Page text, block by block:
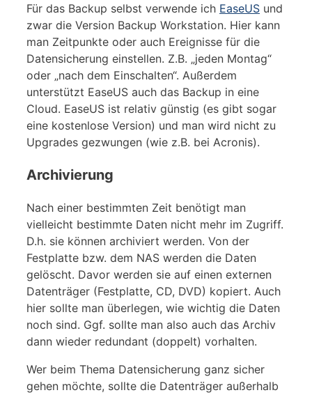
Für das Backup selbst verwende ich EaseUS und
zwar die Version Backup Workstation. Hier kann
man Zeitpunkte oder auch Ereignisse für die
Datensicherung einstellen. Z.B. „jeden Montag“
oder „nach dem Einschalten“. Außerdem
unterstützt EaseUS auch das Backup in eine
Cloud. EaseUS ist relativ günstig (es gibt sogar
eine kostenlose Version) und man wird nicht zu
Upgrades gezwungen (wie z.B. bei Acronis).
Archivierung
Nach einer bestimmten Zeit benötigt man
vielleicht bestimmte Daten nicht mehr im Zugriff.
D.h. sie können archiviert werden. Von der
Festplatte bzw. dem NAS werden die Daten
gelöscht. Davor werden sie auf einen externen
Datenträger (Festplatte, CD, DVD) kopiert. Auch
hier sollte man überlegen, wie wichtig die Daten
noch sind. Ggf. sollte man also auch das Archiv
dann wieder redundant (doppelt) vorhalten.
Wer beim Thema Datensicherung ganz sicher
gehen möchte, sollte die Datenträger außerhalb